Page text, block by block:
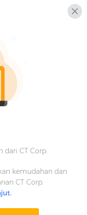
dari CT Corp.
kemudahan dan
CT Corp.